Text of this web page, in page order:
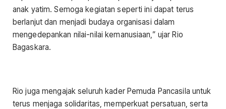
anak yatim. Semoga kegiatan seperti ini dapat terus
berlanjut dan menjadi budaya organisasi dalam
mengedepankan nilai-nilai kemanusiaan,” ujar Rio
Bagaskara.
Rio juga mengajak seluruh kader Pemuda Pancasila untuk
terus menjaga solidaritas, memperkuat persatuan, serta